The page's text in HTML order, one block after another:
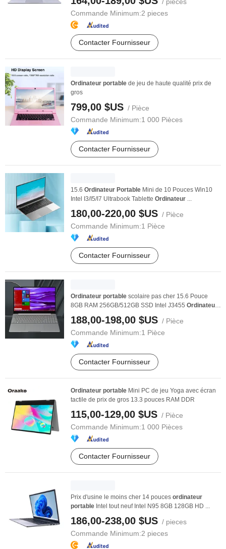
Commande Minimum:2 pieces
Contacter Fournisseur
Ordinateur portable de jeu de haute qualité prix de
gros
799,00 $US / Pièce
Commande Minimum:1 000 Pièces
Contacter Fournisseur
15.6 Ordinateur Portable Mini de 10 Pouces Win10
Intel I3/I5/I7 Ultrabook Tablette Ordinateur ...
180,00-220,00 $US / Pièce
Commande Minimum:1 Pièce
Contacter Fournisseur
Ordinateur portable scolaire pas cher 15.6 Pouce
8GB RAM 256GB/512GB SSD Intel J3455 Ordinateurs
188,00-198,00 $US / Pièce
Commande Minimum:1 Pièce
Contacter Fournisseur
Ordinateur portable Mini PC de jeu Yoga avec écran
tactile de prix de gros 13.3 pouces RAM DDR
115,00-129,00 $US / Pièce
Commande Minimum:1 000 Pièces
Contacter Fournisseur
Prix d'usine le moins cher 14 pouces ordinateur
portable Intel tout neuf Intel N95 8GB 128GB HD ...
186,00-238,00 $US / pieces
Commande Minimum:2 pieces